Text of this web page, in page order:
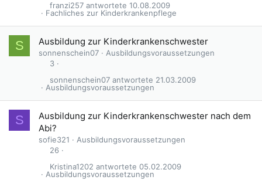
Fachliches zur Kinderkrankenpflege
10.08.2009
franzi257
S Ausbildung zur Kinderkrankenschwester
sonnenschein07
Ausbildungsvoraussetzungen
3
Ausbildungsvoraussetzungen
21.03.2009
sonnenschein07
S
Ausbildung zur Kinderkrankenschwester nach dem
Abi?
sofie321
Ausbildungsvoraussetzungen
26
Ausbildungsvoraussetzungen
05.02.2009
Kristina1202